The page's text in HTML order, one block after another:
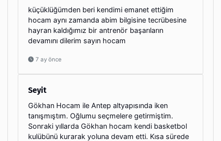
küçüklüğümden beri kendimi emanet ettiğim
hocam aynı zamanda abim bilgisine tecrübesine
hayran kaldığımız bir antrenör başarıların
devamını dilerim sayın hocam
7 ay önce
Seyit
Gökhan Hocam ile Antep altyapısında iken
tanışmıştım. Oğlumu seçmelere getirmiştim.
Sonraki yıllarda Gökhan hocam kendi basketbol
kulübünü kurarak yoluna devam etti. Kısa sürede